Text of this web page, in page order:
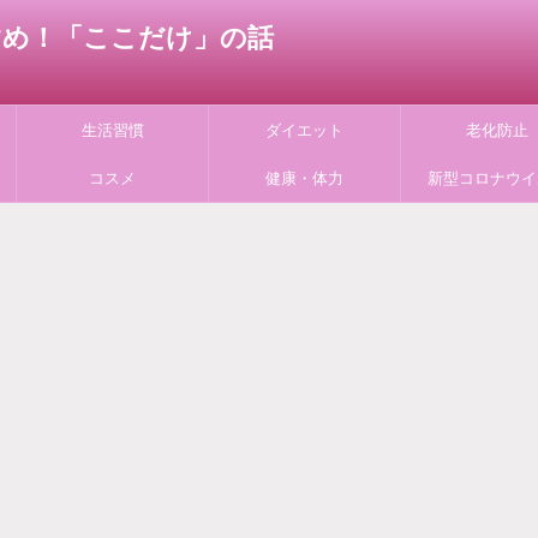
！「ここだけ」の話
生活習慣 ダイエット 老化防止
コスメ 健康・体力 新型コロナウ